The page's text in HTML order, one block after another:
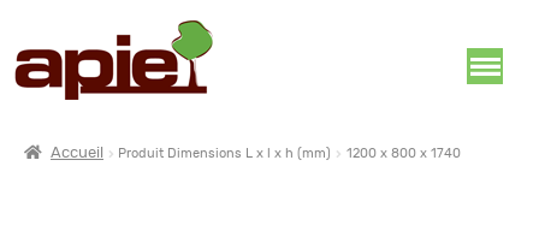
Accueil Produit Dimensions L x l x h (mm) 1200 x 800 x 1740